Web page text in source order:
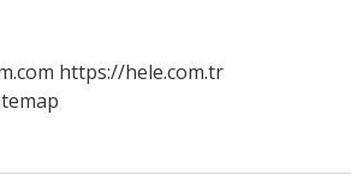
https://hele.com.tr